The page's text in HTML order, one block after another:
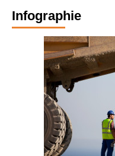
Infographie